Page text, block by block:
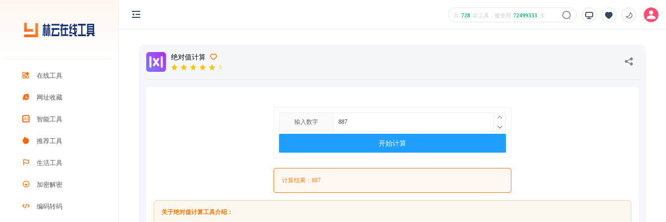
在线工具
网址收藏
智能工具
推荐工具
生活工具
加密解密
编码转码
共 728 款工具，被使用 72499333 次
绝对值计算
5
输入数字
开始计算
计算结果：887
关于绝对值计算工具介绍：